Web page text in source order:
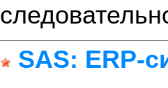
SAS: ERP-